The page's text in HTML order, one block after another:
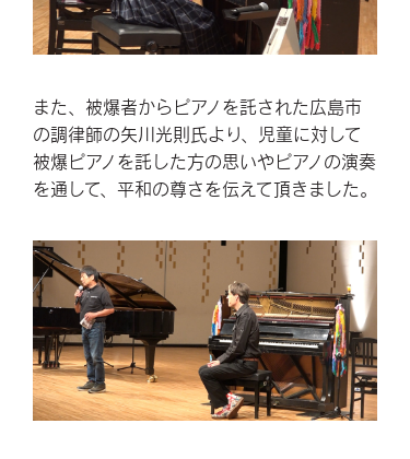
また、被爆者からピアノを託された広島市
の調律師の矢川光則氏より、児童に対して
被爆ピアノを託した方の思いやピアノの演奏
を通して、平和の尊さを伝えて頂きました。